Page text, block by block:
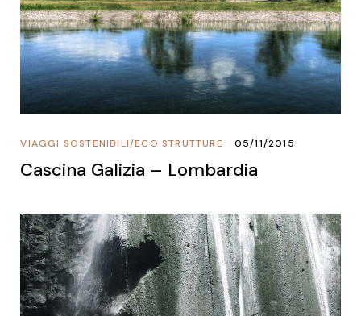
ECO STRUTTURE
/
VIAGGI SOSTENIBILI 05/11/2015
Cascina Galizia – Lombardia